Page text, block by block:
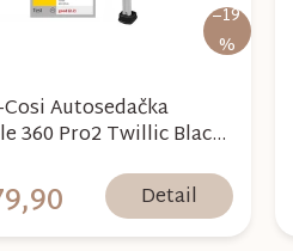
–19
%
Autosedačka
360 ​​Pro2 Twillic Black
Detail